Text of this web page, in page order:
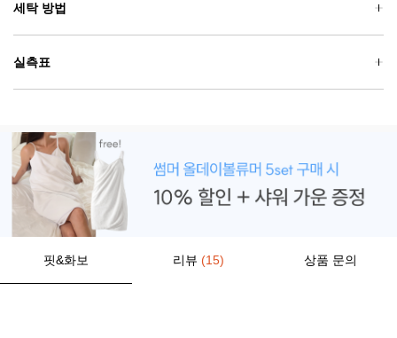
세탁 방법
실측표
핏&화보 리뷰 (15) 상품 문의